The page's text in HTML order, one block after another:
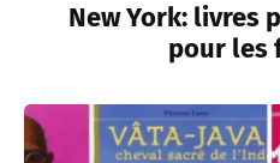
New York: livres
pour les